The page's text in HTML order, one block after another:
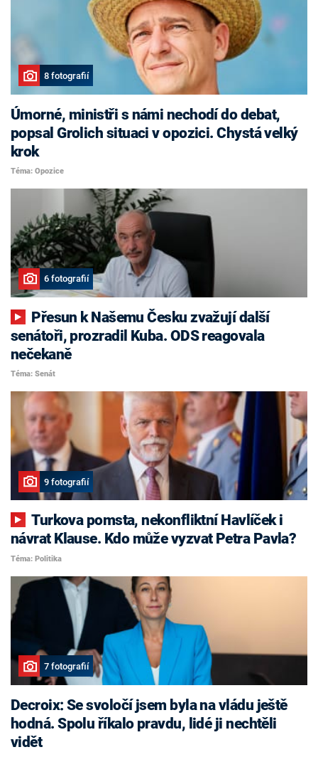
8 fotografií
Úmorné, ministři s námi nechodí do debat,
popsal Grolich situaci v opozici. Chystá velký
krok
Téma: Opozice
6 fotografií
senátoři, prozradil Kuba. ODS reagovala
nečekaně
Téma: Senát
9 fotografií
Turkova pomsta, nekonfliktní Havlíček i
návrat Klause. Kdo může vyzvat Petra Pavla?
Téma: Politika
7 fotografií
Decroix: Se svoločí jsem byla na vládu ještě
hodná. Spolu říkalo pravdu, lidé ji nechtěli
vidět